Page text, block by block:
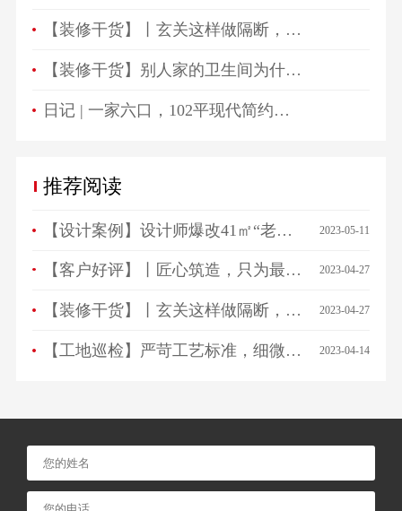
【装修干货】丨玄关这样做隔断，一进门就被惊艳！
【装修干货】别人家的卫生间为什么总是这么好看？
日记 | 一家六口，102平现代简约高颜值生活空间！
推荐阅读
【设计案例】设计师爆改41㎡“老破小”，一房变三房，住祖孙三代五口人不拥挤！ 2023-05-11
【客户好评】丨匠心筑造，只为最美相遇，来看看ta们怎么说… 2023-04-27
【装修干货】丨玄关这样做隔断，一进门就被惊艳！ 2023-04-27
【工地巡检】严苛工艺标准，细微之处见品质！ 2023-04-14